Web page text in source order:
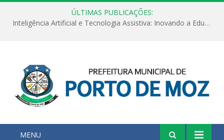
ÚLTIMAS PUBLICAÇÕES:
Inteligência Artificial e Tecnologia Assistiva: Inovando a Educação Especial e Inclusiva
MENU